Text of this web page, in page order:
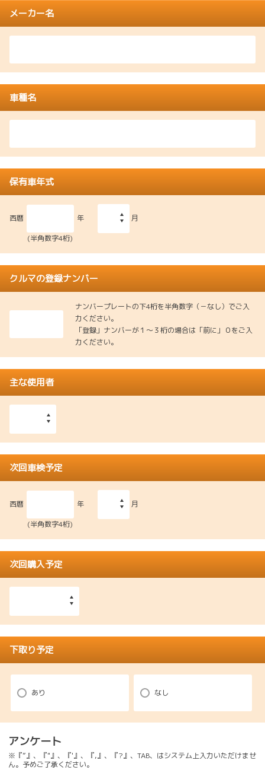
メーカー名
車種名
保有車年式
西暦 年
(半角数字4桁)
月
クルマの登録ナンバー
ナンバープレートの下4桁を半角数字（－なし）でご入
力ください。
「登録」ナンバーが１～３桁の場合は「前に」０をご入
力ください。
主な使用者
次回車検予定
西暦 年
(半角数字4桁)
月
次回購入予定
下取り予定
あり なし
アンケート
※『”』、『"』、『'』、『,』、『?』、TAB、はシステム上入力いただけませ
ん。予めご了承ください。